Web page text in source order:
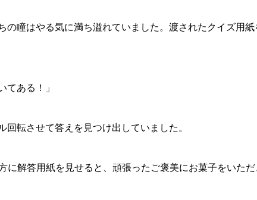
の瞳はやる気に満ち溢れていました。渡されたクイズ用
てある！」
転させて答えを見つけ出していました。
に解答用紙を見せると、頑張ったご褒美にお菓子をいた